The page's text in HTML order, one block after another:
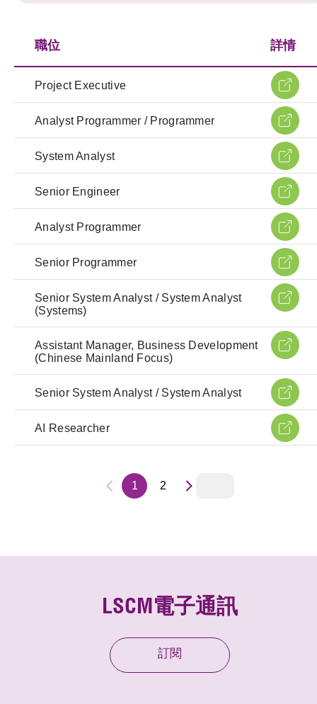
職位 詳情
Project Executive
Analyst Programmer / Programmer
System Analyst
Senior Engineer
Analyst Programmer
Senior Programmer
Senior System Analyst / System Analyst
(Systems)
Assistant Manager, Business Development
(Chinese Mainland Focus)
Senior System Analyst / System Analyst
AI Researcher
1 2
LSCM電子通訊
訂閱